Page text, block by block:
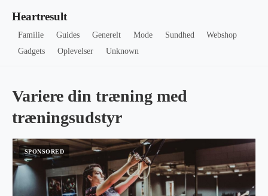
Heartresult
Familie Guides Generelt Mode Sundhed
Webshop
Gadgets
Oplevelser Unknown
Variere din træning med
træningsudstyr